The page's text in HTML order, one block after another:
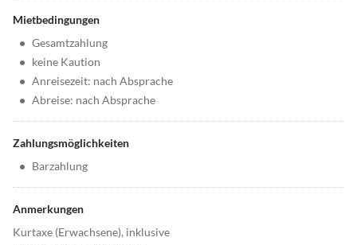
Mietbedingungen
• Gesamtzahlung
• keine Kaution
• Anreisezeit: nach Absprache
• Abreise: nach Absprache
Zahlungsmöglichkeiten
• Barzahlung
Anmerkungen
Kurtaxe (Erwachsene), inklusive